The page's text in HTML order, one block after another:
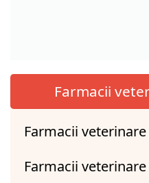
Farmacii
Farmacii
Farmacii